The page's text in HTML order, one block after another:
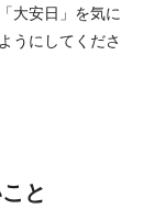
大安日」を気に
うにしてくださ
と